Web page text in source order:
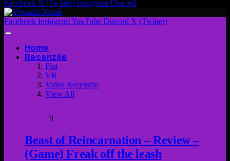
Facebook X (Twitter) Instagram Discord
Facebook InstagramYouTube Discord X (Twitter)
Home
Recenzije
Flat
VR
Video Recenzije
View All
9
Beast of Reincarnation – Review –
(Game) Freak off the leash